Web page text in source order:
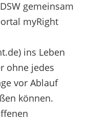
gemeinsam
myRight
ins Leben
ohne jedes
vor Ablauf
können.